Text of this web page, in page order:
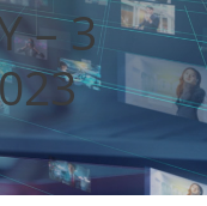
– 3